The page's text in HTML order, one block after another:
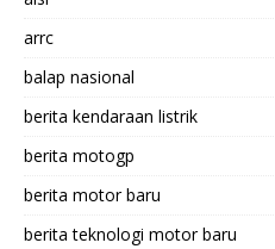
arrc
balap nasional
berita kendaraan listrik
berita motogp
berita motor baru
berita teknologi motor baru